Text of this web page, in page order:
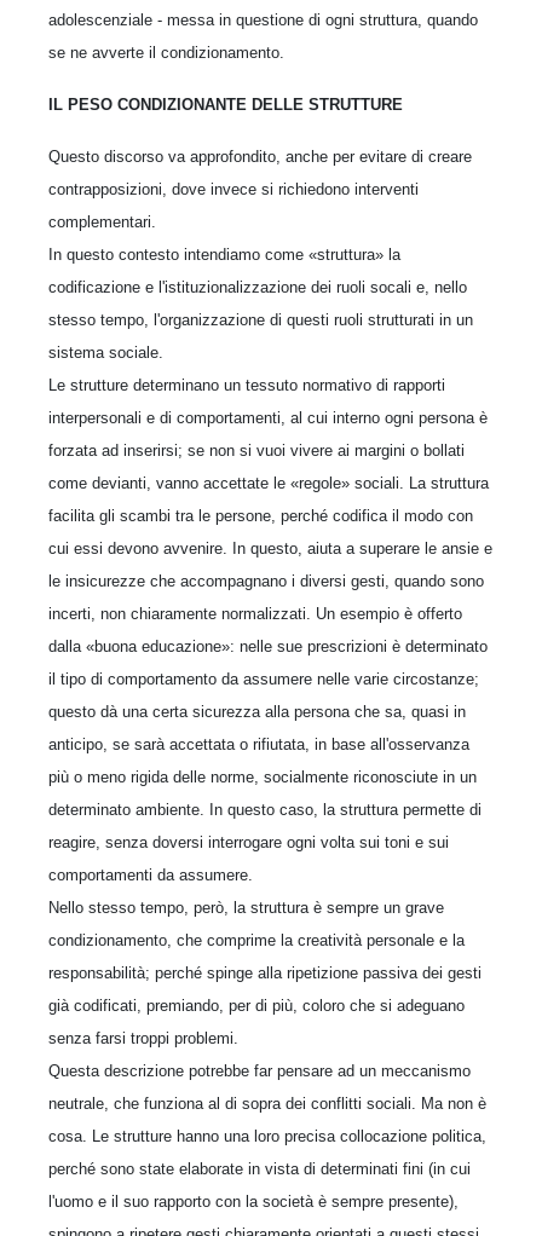
adolescenziale - messa in questione di ogni struttura, quando
se ne avverte il condizionamento.
IL PESO CONDIZIONANTE DELLE STRUTTURE
Questo discorso va approfondito, anche per evitare di creare
contrapposizioni, dove invece si richiedono interventi
complementari.
In questo contesto intendiamo come «struttura» la
codificazione e l'istituzionalizzazione dei ruoli socali e, nello
stesso tempo, l'organizzazione di questi ruoli strutturati in un
sistema sociale.
Le strutture determinano un tessuto normativo di rapporti
interpersonali e di comportamenti, al cui interno ogni persona è
forzata ad inserirsi; se non si vuoi vivere ai margini o bollati
come devianti, vanno accettate le «regole» sociali. La struttura
facilita gli scambi tra le persone, perché codifica il modo con
cui essi devono avvenire. In questo, aiuta a superare le ansie e
le insicurezze che accompagnano i diversi gesti, quando sono
incerti, non chiaramente normalizzati. Un esempio è offerto
dalla «buona educazione»: nelle sue prescrizioni è determinato
il tipo di comportamento da assumere nelle varie circostanze;
questo dà una certa sicurezza alla persona che sa, quasi in
anticipo, se sarà accettata o rifiutata, in base all'osservanza
più o meno rigida delle norme, socialmente riconosciute in un
determinato ambiente. In questo caso, la struttura permette di
reagire, senza doversi interrogare ogni volta sui toni e sui
comportamenti da assumere.
Nello stesso tempo, però, la struttura è sempre un grave
condizionamento, che comprime la creatività personale e la
responsabilità; perché spinge alla ripetizione passiva dei gesti
già codificati, premiando, per di più, coloro che si adeguano
senza farsi troppi problemi.
Questa descrizione potrebbe far pensare ad un meccanismo
neutrale, che funziona al di sopra dei conflitti sociali. Ma non è
cosa. Le strutture hanno una loro precisa collocazione politica,
perché sono state elaborate in vista di determinati fini (in cui
l'uomo e il suo rapporto con la società è sempre presente),